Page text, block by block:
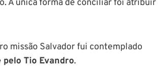
A única forma de conciliar foi atribuir
missão Salvador fui contemplado
pelo Tio Evandro.